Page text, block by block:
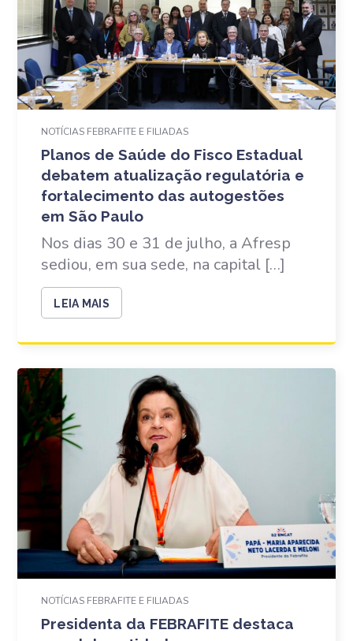
NOTÍCIAS FEBRAFITE E FILIADAS
Planos de Saúde do Fisco Estadual
debatem atualização regulatória e
fortalecimento das autogestões
em São Paulo
Nos dias 30 e 31 de julho, a Afresp
sediou, em sua sede, na capital […]
LEIA MAIS
NOTÍCIAS FEBRAFITE E FILIADAS
Presidenta da FEBRAFITE destaca